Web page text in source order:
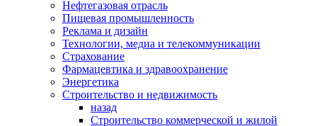
Нефтегазовая отрасль
Пищевая промышленность
Реклама и дизайн
Технологии, медиа и телекоммуникации
Страхование
Фармацевтика и здравоохранение
Энергетика
Строительство и недвижимость
назад
Строительство коммерческой и жилой